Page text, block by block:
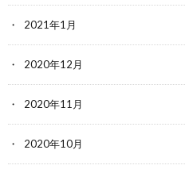
2021年1月
2020年12月
2020年11月
2020年10月